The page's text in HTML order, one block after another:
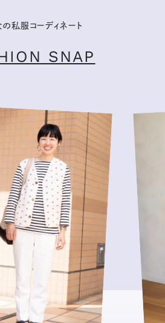
私服コーディネート
SNAP